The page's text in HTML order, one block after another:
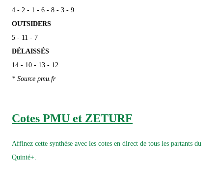
4 - 2 - 1 - 6 - 8 - 3 - 9
OUTSIDERS
5 - 11 - 7
DÉLAISSÉS
14 - 10 - 13 - 12
* Source pmu.fr
Cotes PMU et ZETURF
Affinez cette synthèse avec les cotes en direct de tous les partants du
Quinté+.